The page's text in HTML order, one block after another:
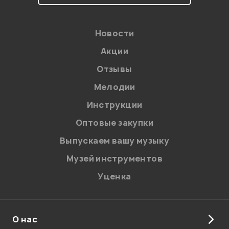
персональных данных.
Новости
Акции
Отзывы
Мелодии
Инструкции
Оптовые закупки
Выпускаем вашу музыку
Музей инструментов
Уценка
О нас